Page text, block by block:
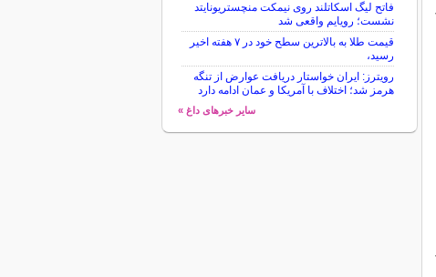
فاتح لیگ اسکاتلند روی نیمکت منچستریونایتد
نشست؛ رویایم واقعی شد
قیمت طلا به بالاترین سطح خود در ۷ هفته اخیر
رسید،
رویترز: ایران خواستار دریافت عوارض از تنگه
هرمز شد؛ اختلاف با آمریکا و عمان ادامه دارد
سایر خبرهای داغ »